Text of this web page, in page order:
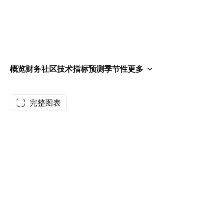
概览财务社区技术指标预测季节性更多
完整图表